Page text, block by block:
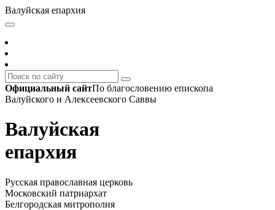
Валуйская епархия
Официальный сайтПо благословению епископа
Валуйского и Алексеевского Саввы
Валуйская
епархия
Русская православная церковь
Московский патриархат
Белгородская митрополия